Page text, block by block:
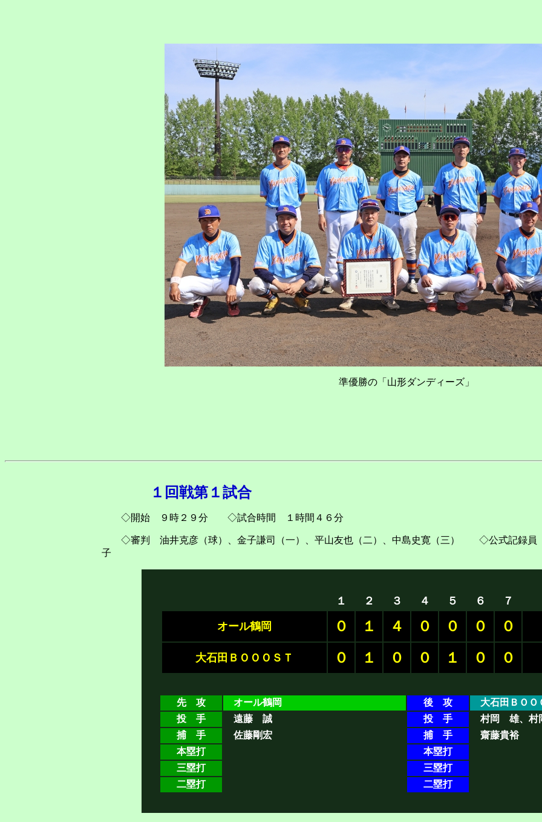
準優勝の「山形ダンディーズ」
１回戦第１試合
◇開始 ９時２９分 ◇試合時間 １時間４６分
◇審判 油井克彦（球）、金子謙司（一）
、平山友也（二）、中島史寛（三） ◇公式記
子
１ ２ ３ ４ ５ ６ ７
オール鶴岡 ０ １ ４ ０ ０ ０ ０
大石田ＢＯＯＯＳＴ ０ １ ０ ０ １ ０ ０
先 攻 オール鶴岡 後 攻
大石田ＢＯＯ
投 手
遠藤 誠 投 手
村岡 雄、村
捕 手
佐藤剛宏 捕 手
齋藤貴裕
本塁打
本塁打
三塁打
三塁打
二塁打
二塁打